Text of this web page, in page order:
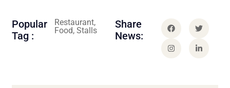
Popular
Tag :
Restaurant,
Food, Stalls
Share
News: